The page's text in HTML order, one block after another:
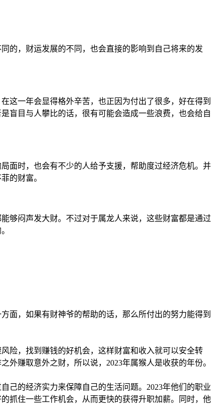
的，财运发展的不同，也会直接的影响到自己将来的发
这一年会显得格外辛苦，也正因为付出了很多，好在得到
盲目与人攀比的话，很有可能会造成一些浪费，也会给自
面时，也会有不少的人给予支援，帮助度过经济危机。并
的财富。
够闷声发大财。不过对于属龙人来说，这些财富都是通过
面，如果有财神爷的帮助的话，那么所付出的努力能得到
险，找到赚钱的好机会，这样财富和收入就可以安全转
赚取意外之财，所以说，2023年属猴人是收获的年份。
己的经济实力来保障自己的生活问题。2023年他们的职业
抓住一些工作机会，从而更快的获得升职加薪。同时，他